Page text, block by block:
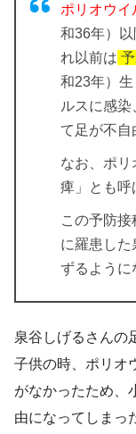
ポリオウイ
和36年）
れ以前は
和23年）
ルスに感染
て足が不自
なお、ポリ
痺」とも呼
この予防
に羅患した
ずるように
泉谷しげるさんの
子供の時、ポリオ
がなかったため、
由になってしまっ